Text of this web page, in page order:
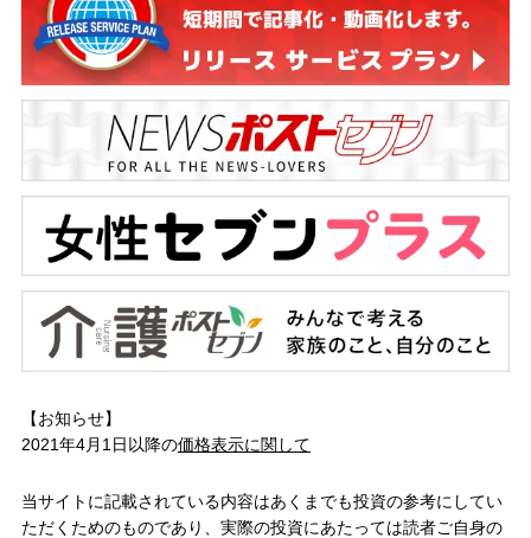
【お知らせ】
2021年4月1日以降の価格表示に関して
当サイトに記載されている内容はあくまでも投資の参考にしてい
ただくためのものであり、実際の投資にあたっては読者ご自身の